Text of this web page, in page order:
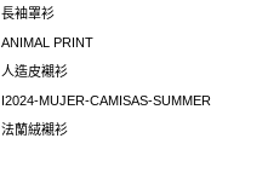
長袖罩衫
ANIMAL PRINT
人造皮襯衫
I2024-MUJER-CAMISAS-SUMMER
法蘭絨襯衫